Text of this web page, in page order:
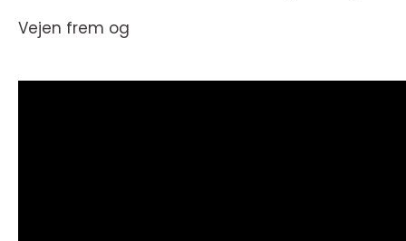
Vejen frem og